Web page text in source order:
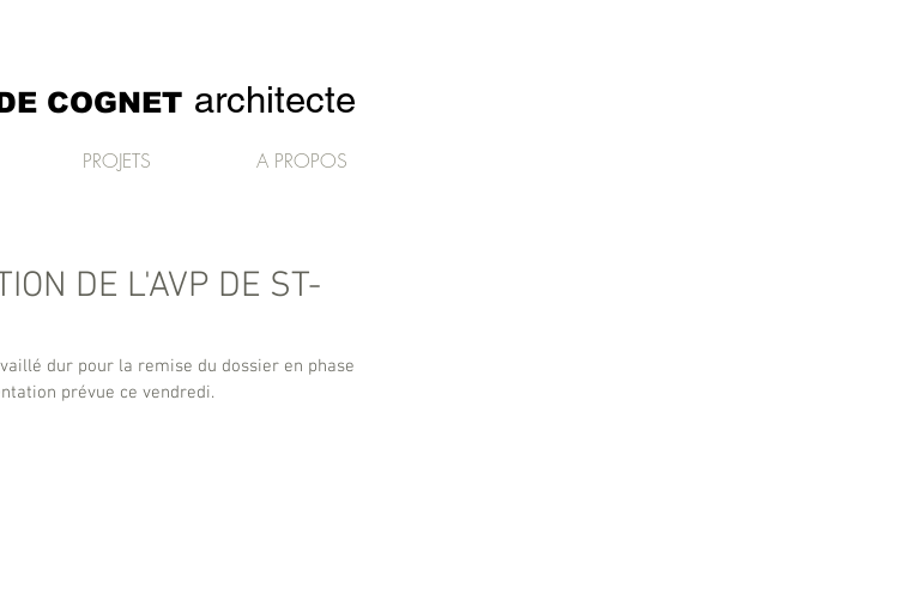
COGNET architecte
PROJETS A PROPOS
DE L'AVP DE ST-
dur pour la remise du dossier en phase
prévue ce vendredi.